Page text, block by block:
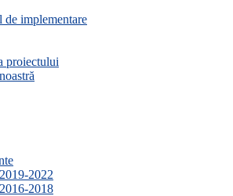
de implementare
proiectului
2022
2018